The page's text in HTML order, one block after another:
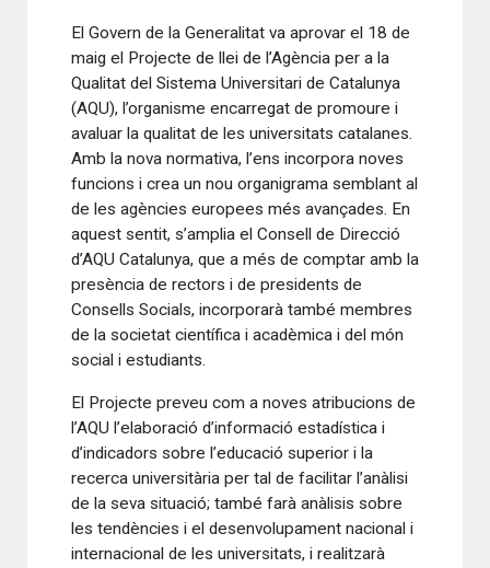
El Govern de la Generalitat va aprovar el 18 de
maig el Projecte de llei de l’Agència per a la
Qualitat del Sistema Universitari de Catalunya
(AQU), l’organisme encarregat de promoure i
avaluar la qualitat de les universitats catalanes.
Amb la nova normativa, l’ens incorpora noves
funcions i crea un nou organigrama semblant al
de les agències europees més avançades. En
aquest sentit, s’amplia el Consell de Direcció
d’AQU Catalunya, que a més de comptar amb la
presència de rectors i de presidents de
Consells Socials, incorporarà també membres
de la societat científica i acadèmica i del món
social i estudiants.
El Projecte preveu com a noves atribucions de
l’AQU l’elaboració d’informació estadística i
d’indicadors sobre l’educació superior i la
recerca universitària per tal de facilitar l’anàlisi
de la seva situació; també farà anàlisis sobre
les tendències i el desenvolupament nacional i
internacional de les universitats, i realitzarà